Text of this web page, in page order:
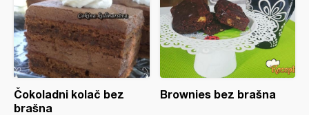
Čokoladni kolač bez
brašna
Brownies bez brašna